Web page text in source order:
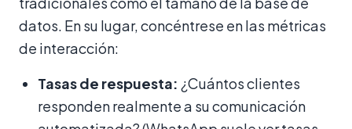
datos. En su lugar, concéntrese en las métricas
de interacción:
Tasas de respuesta: ¿Cuántos clientes
responden realmente a su comunicación